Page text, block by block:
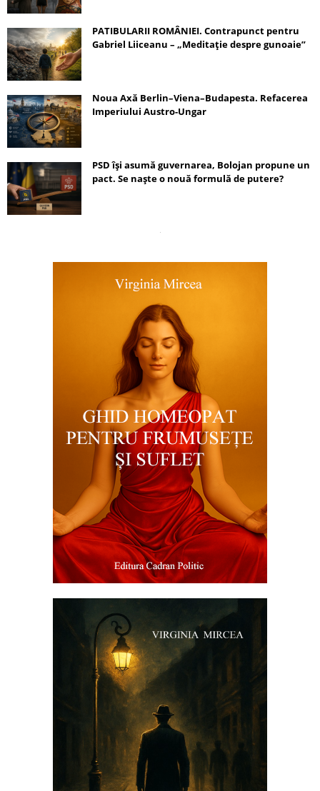
PATIBULARII ROMÂNIEI. Contrapunct pentru
Gabriel Liiceanu – „Meditație despre gunoaie”
Noua Axă Berlin–Viena–Budapesta. Refacerea
Imperiului Austro-Ungar
PSD își asumă guvernarea, Bolojan propune un
pact. Se naște o nouă formulă de putere?